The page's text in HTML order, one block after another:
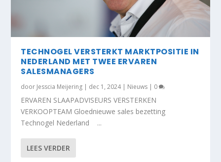
TECHNOGEL VERSTERKT MARKTPOSITIE IN
NEDERLAND MET TWEE ERVAREN
SALESMANAGERS
door Jesscia Meijering | dec 1, 2024| Nieuws | 0
ERVAREN SLAAPADVISEURS VERSTERKEN
VERKOOPTEAM Gloednieuwe sales bezetting
Technogel Nederland ...
LEES VERDER